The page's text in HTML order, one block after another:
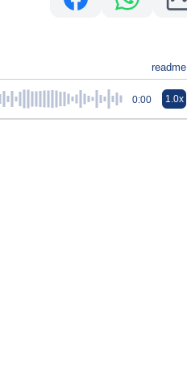
readme
0:00 1.0x